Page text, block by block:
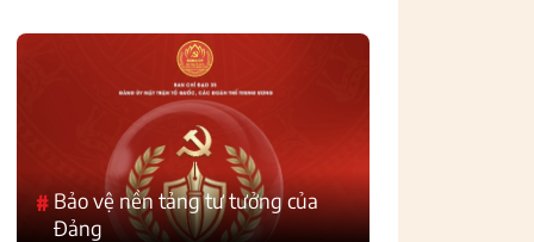
#Bảo vệ nền tảng tư tưởng của
Đảng